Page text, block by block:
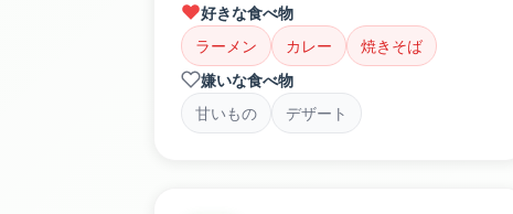
好きな食べ物
ラーメン
カレー
焼きそば
嫌いな食べ物
甘いもの
デザート